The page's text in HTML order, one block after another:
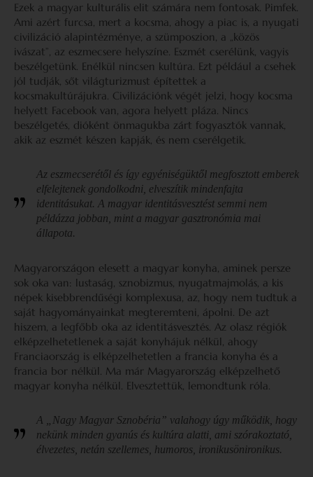
Ezek a magyar kulturális elit számára nem fontosak. Pimfek.
Ami azért furcsa, mert a kocsma, ahogy a piac is, a nyugati
civilizáció alapintézménye, a szümposzion, a „közös
ivászat”, az eszmecsere helyszíne. Eszmét cserélünk, vagyis
beszélgetünk. Enélkül nincsen kultúra. Ezt például a csehek
jól tudják, sőt világturizmust építettek a
kocsmakultúrájukra. Civilizációnk végét jelzi, hogy kocsma
helyett Facebook van, agora helyett pláza. Nincs
beszélgetés, dióként önmagukba zárt fogyasztók vannak,
akik az eszmét készen kapják, és nem cserélgetik.
Az eszmecserétől és így egyéniségüktől megfosztott emberek
elfelejtenek gondolkodni, elveszítik mindenfajta
identitásukat. A magyar identitásvesztést semmi nem
példázza jobban, mint a magyar gasztronómia mai
állapota.
Magyarországon elesett a magyar konyha, aminek persze
sok oka van: lustaság, sznobizmus, nyugatmajmolás, a kis
népek kisebbrendűségi komplexusa, az, hogy nem tudtuk a
saját hagyományainkat megteremteni, ápolni. De azt
hiszem, a legfőbb oka az identitásvesztés. Az olasz régiók
elképzelhetetlenek a saját konyhájuk nélkül, ahogy
Franciaország is elképzelhetetlen a francia konyha és a
francia bor nélkül. Ma már Magyarország elképzelhető
magyar konyha nélkül. Elvesztettük, lemondtunk róla.
A „Nagy Magyar Sznobéria” valahogy úgy működik, hogy
nekünk minden gyanús és kultúra alatti, ami szórakoztató,
élvezetes, netán szellemes, humoros, ironikusönironikus.